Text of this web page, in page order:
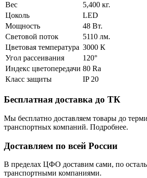
Вес
5,400 кг.
Цоколь
LED
Мощность
48 Вт.
Световой поток
5110 лм.
Цветовая температура 3000 К
Угол рассеивания
120°
Индекс цветопередачи 80 Ra
Класс защиты
IP 20
Бесплатная доставка до ТК
Мы бесплатно доставляем товары до
транспортных компаний. Подробнее.
Доставляем по всей России
В пределах ЦФО доставим сами, по
транспортными компаниями.